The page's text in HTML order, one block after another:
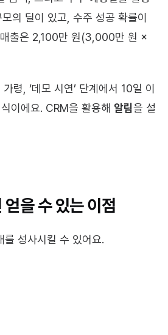
의 딜이 있고, 수주 성공 확률이
출은 2,100만 원(3,000만 원 ×
령, ‘데모 시연’ 단계에서 10일 이
이에요. CRM을 활용해 알림을 설
을 수 있는 이점
성사시킬 수 있어요.